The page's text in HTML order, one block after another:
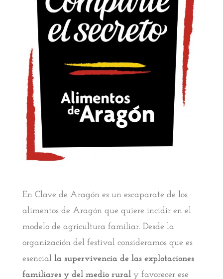
En Clave de Aragón es un escaparate de los
alimentos de Aragón que quiere incidir en el
modelo de agricultura familiar. Desde la
organización del festival consideramos que es
esencial la supervivencia de las explotaciones
familiares y del medio ruraly favorecer ese